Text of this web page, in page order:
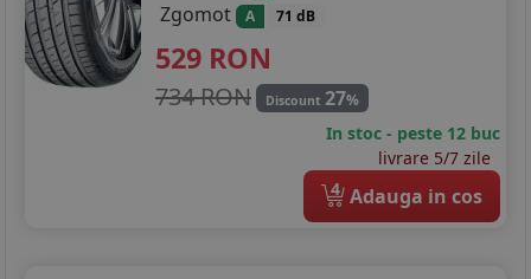
Zgomot A 71 dB
529 RON
734 RON Discount 27%
In stoc - peste 12 buc
livrare 5/7 zile
4 Adauga in cos